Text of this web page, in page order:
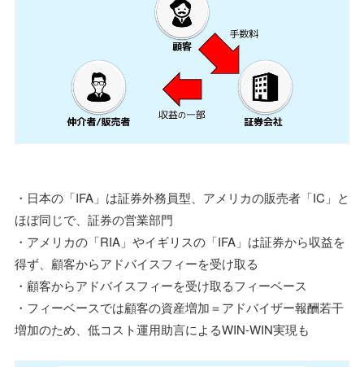
・日本の「IFA」は証券外務員型、アメリカの販売者「IC」と
ほぼ同じで、証券の営業部門
・アメリカの「RIA」やイギリスの「IFA」は証券から収益を
得ず、顧客からアドバイスフィーを受け取る
・顧客からアドバイスフィーを受け取るフィーベース
・フィーベースでは顧客の資産増加＝アドバイザー報酬若干
増加のため、低コスト運用助言によるWIN-WIN実現も